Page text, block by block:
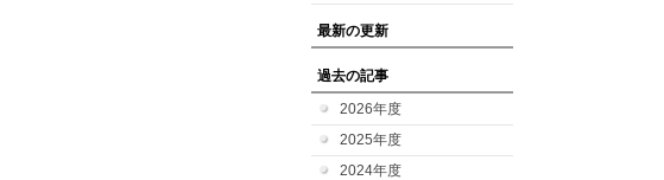
最新の更新
過去の記事
2026年度
2025年度
2024年度